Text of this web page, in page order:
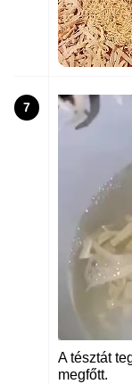
7
A tésztát
megfőtt.